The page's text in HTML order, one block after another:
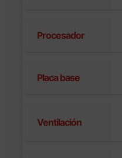
Procesador
Placa base
Ventilación